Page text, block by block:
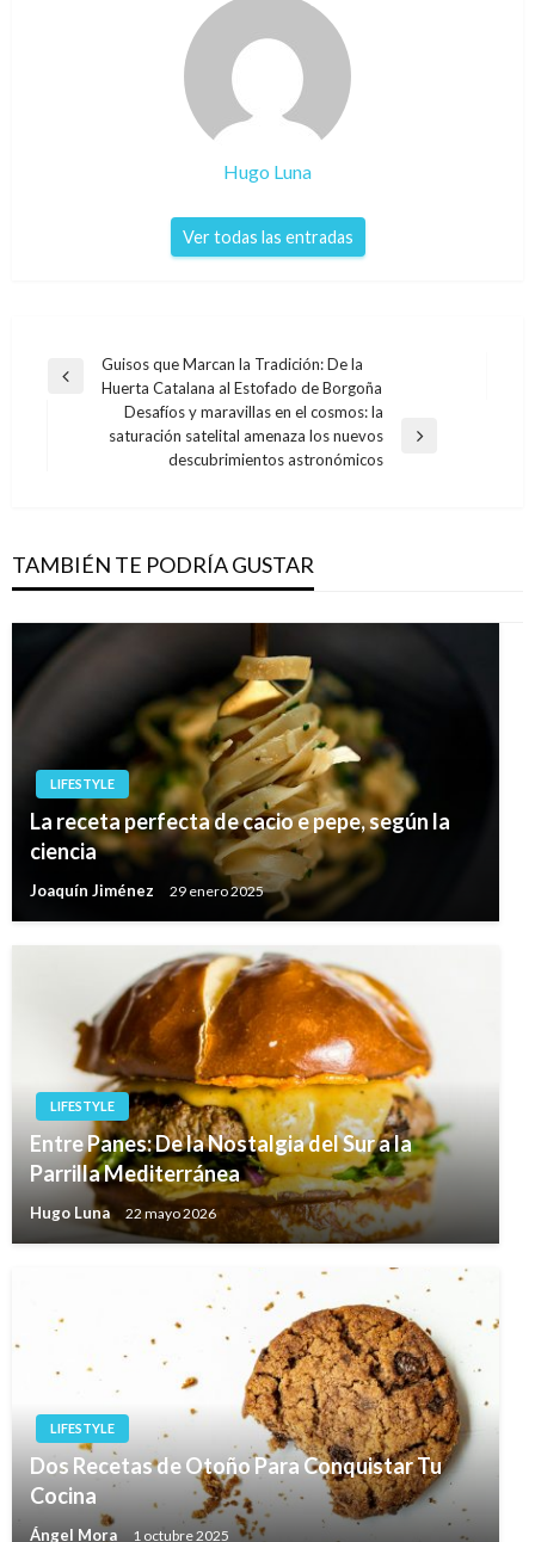
Hugo Luna
Ver todas las entradas
Navegación
entradas
Entrada
Guisos que Marcan la Tradición: De la
Huerta Catalana al Estofado de Borgoña
Entrada
Desafíos y maravillas en el cosmos: la
saturación satelital amenaza los nuevos
descubrimientos astronómicos
TAMBIÉN TE PODRÍA GUSTAR
LIFESTYLE
La receta perfecta de cacio e pepe, según la
ciencia
Joaquín Jiménez 29 enero 2025
LIFESTYLE
Entre Panes: De la Nostalgia del Sur a la
Parrilla Mediterránea
Hugo Luna 22 mayo 2026
LIFESTYLE
Dos Recetas de Otoño Para Conquistar Tu
Cocina
Ángel Mora 1 octubre 2025